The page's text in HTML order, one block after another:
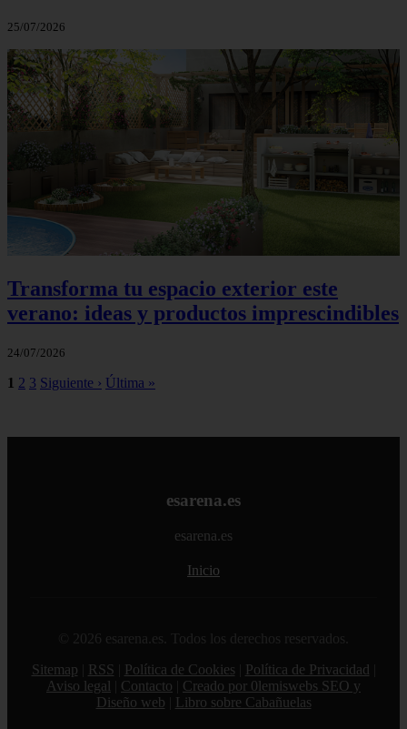
25/07/2026
Transforma tu espacio exterior este
verano: ideas y productos imprescindibles
24/07/2026
1 2 3 Siguiente › Última »
esarena.es
esarena.es
Inicio
© 2026 esarena.es. Todos los derechos reservados.
Sitemap
RSS Política de Cookies Política de Privacidad
Aviso legal
Contacto
Creado por 0lemiswebs SEO y
Diseño web
Libro sobre Cabañuelas